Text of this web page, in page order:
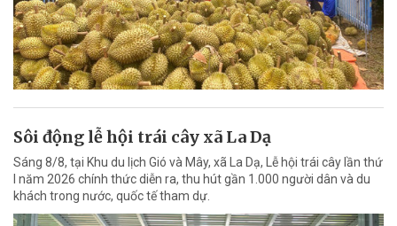
Sôi động lễ hội trái cây xã La Dạ
Sáng 8/8, tại Khu du lịch Gió và Mây, xã La Dạ, Lễ hội trái cây lần thứ
I năm 2026 chính thức diễn ra, thu hút gần 1.000 người dân và du
khách trong nước, quốc tế tham dự.